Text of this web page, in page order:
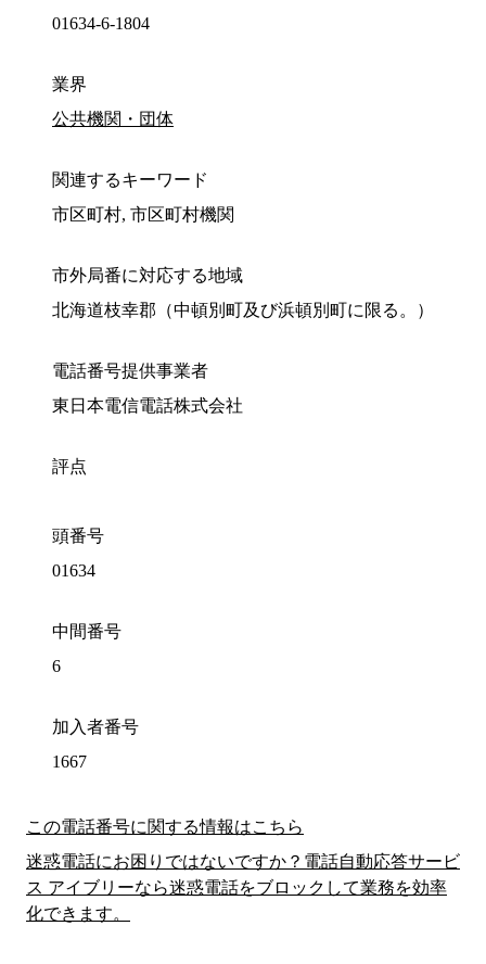
01634-6-1804
業界
公共機関・団体
関連するキーワード
市区町村, 市区町村機関
市外局番に対応する地域
北海道枝幸郡（中頓別町及び浜頓別町に限る。）
電話番号提供事業者
東日本電信電話株式会社
評点
頭番号
01634
中間番号
6
加入者番号
1667
この電話番号に関する情報はこちら
迷惑電話にお困りではないですか？電話自動応答サービ
ス アイブリーなら迷惑電話をブロックして業務を効率
化できます。